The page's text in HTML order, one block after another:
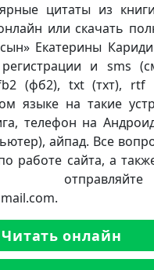
цитаты из
или скачать
Екатерины
и sms
(фб2), txt (тхт), rtf
языке на такие
телефон на
айпад. Все
работе сайта, а
Читать онлайн